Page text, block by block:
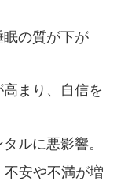
眠の質が下が
まり、自信を
ルに悪影響。
安や不満が増